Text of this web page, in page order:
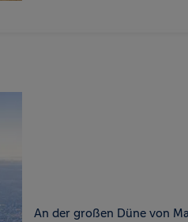
An der großen Düne von